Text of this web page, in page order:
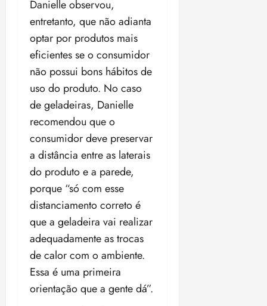
Danielle observou,
entretanto, que não adianta
optar por produtos mais
eficientes se o consumidor
não possui bons hábitos de
uso do produto. No caso
de geladeiras, Danielle
recomendou que o
consumidor deve preservar
a distância entre as laterais
do produto e a parede,
porque “só com esse
distanciamento correto é
que a geladeira vai realizar
adequadamente as trocas
de calor com o ambiente.
Essa é uma primeira
orientação que a gente dá”.